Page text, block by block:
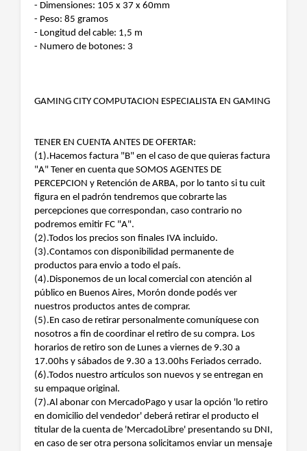
- Dimensiones: 105 x 37 x 60mm
- Peso: 85 gramos
- Longitud del cable: 1,5 m
- Numero de botones: 3
GAMING CITY COMPUTACION ESPECIALISTA EN GAMING
TENER EN CUENTA ANTES DE OFERTAR:
(1).Hacemos factura "B" en el caso de que quieras factura
"A" Tener en cuenta que SOMOS AGENTES DE
PERCEPCION y Retención de ARBA, por lo tanto si tu cuit
figura en el padrón tendremos que cobrarte las
percepciones que correspondan, caso contrario no
podremos emitir FC "A".
(2).Todos los precios son finales IVA incluido.
(3).Contamos con disponibilidad permanente de
productos para envio a todo el país.
(4).Disponemos de un local comercial con atención al
público en Buenos Aires, Morón donde podés ver
nuestros productos antes de comprar.
(5).En caso de retirar personalmente comuníquese con
nosotros a fin de coordinar el retiro de su compra. Los
horarios de retiro son de Lunes a viernes de 9.30 a
17.00hs y sábados de 9.30 a 13.00hs Feriados cerrado.
(6).Todos nuestro artículos son nuevos y se entregan en
su empaque original.
(7).Al abonar con MercadoPago y usar la opción 'lo retiro
en domicilio del vendedor' deberá retirar el producto el
titular de la cuenta de 'MercadoLibre' presentando su DNI,
en caso de ser otra persona solicitamos enviar un mensaje